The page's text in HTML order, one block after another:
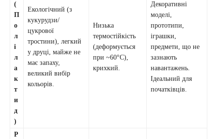
(
П
о
л
і
л
а
к
т
и
д
)
Екологічний (з
кукурудзи/
цукрової
тростини), легкий
у друці, майже не
має запаху,
великий вибір
кольорів.
Низька
термостійкість
(деформується
при ~60°C),
крихкий.
Декоративні
моделі,
прототипи,
іграшки,
предмети, що не
зазнають
навантажень.
Ідеальний для
початківців.
P